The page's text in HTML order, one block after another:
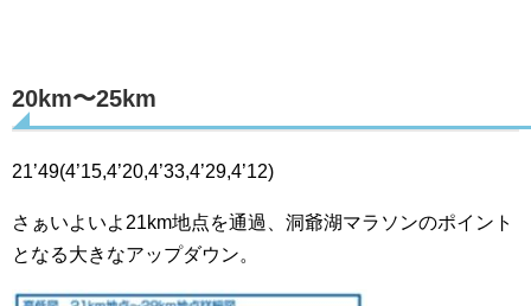
20km〜25km
21’49(4’15,4’20,4’33,4’29,4’12)
さぁいよいよ21km地点を通過、洞爺湖マラソンのポイント
となる大きなアップダウン。